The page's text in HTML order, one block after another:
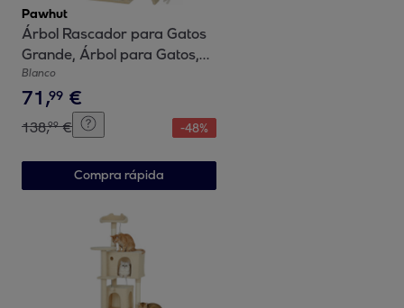
Pawhut
Árbol Rascador para Gatos
Grande, Árbol para Gatos,
Altura 170 cm, Torre de
Escalada con 7 Postes, 1
Túnel, 3 Plataformas, 2
Cuevas, 1 Hamaca, 1 Percha,
1 Rampa, Pompones, Beige
Blanco
71,99 €
138,99 € -48%
Compra rápida